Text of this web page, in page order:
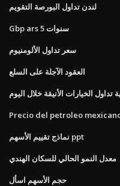
لندن تداول البورصة التقويم
Gbp ars 5 سنوات
سعر تداول الألومنيوم
العقود الآجلة على السلع
تداول الخيارات الأنيقة خلال اليوم
Precio del petroleo
نماذج تقييم الأسهم ppt
معدل النمو الحالي للسكان الهندي
حجم الأسهم اسأل